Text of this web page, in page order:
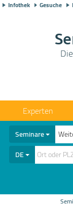
Infothek Gesuche
Seminare
DE